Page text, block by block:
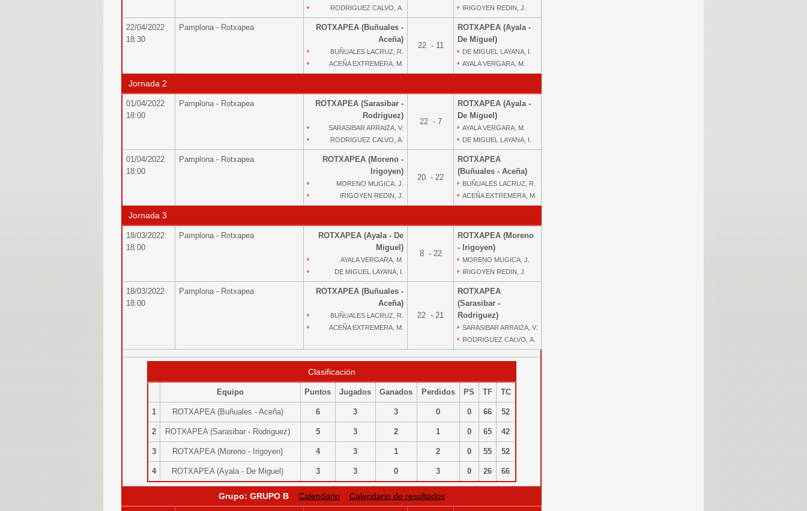
RODRIGUEZ CALVO, A.
IRIGOYEN REDIN, J.
22/04/2022
18:30
Pamplona - Rotxapea
ROTXAPEA (Buñuales -
Aceña)
BUÑUALES LACRUZ, R.
ACEÑA EXTREMERA, M.
22 - 11
ROTXAPEA (Ayala -
De Miguel)
DE MIGUEL LAYANA, I.
AYALA VERGARA, M.
Jornada 2
01/04/2022
18:00
Pamplona - Rotxapea
ROTXAPEA (Sarasibar -
Rodriguez)
SARASIBAR ARRAIZA, V.
RODRIGUEZ CALVO, A.
22 - 7
ROTXAPEA (Ayala -
De Miguel)
AYALA VERGARA, M.
DE MIGUEL LAYANA, I.
01/04/2022
18:00
Pamplona - Rotxapea
ROTXAPEA (Moreno -
Irigoyen)
MORENO MUGICA, J.
IRIGOYEN REDIN, J.
20 - 22
ROTXAPEA
(Buñuales - Aceña)
BUÑUALES LACRUZ, R.
ACEÑA EXTREMERA, M.
Jornada 3
18/03/2022
18:00
Pamplona - Rotxapea
ROTXAPEA (Ayala - De
Miguel)
AYALA VERGARA, M.
DE MIGUEL LAYANA, I.
8 - 22
ROTXAPEA (Moreno
- Irigoyen)
MORENO MUGICA, J.
IRIGOYEN REDIN, J.
18/03/2022
18:00
Pamplona - Rotxapea
ROTXAPEA (Buñuales -
Aceña)
BUÑUALES LACRUZ, R.
ACEÑA EXTREMERA, M.
22 - 21
ROTXAPEA
(Sarasibar -
Rodriguez)
SARASIBAR ARRAIZA, V.
RODRIGUEZ CALVO, A.
Clasificación
Equipo Puntos Jugados Ganados Perdidos PS TF TC
1 ROTXAPEA (Buñuales - Aceña) 6 3 3 0 0 66 52
2 ROTXAPEA (Sarasibar - Rodriguez) 5 3 2 1 0 65 42
3 ROTXAPEA (Moreno - Irigoyen) 4 3 1 2 0 55 52
4 ROTXAPEA (Ayala - De Miguel) 3 3 0 3 0 26 66
Grupo: GRUPO B Calendario Calendario de resultados